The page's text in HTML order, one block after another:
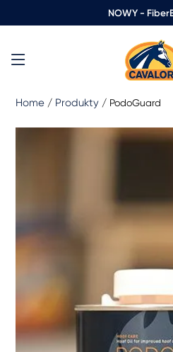
NOWY -
Home / Produkty / PodoGuard